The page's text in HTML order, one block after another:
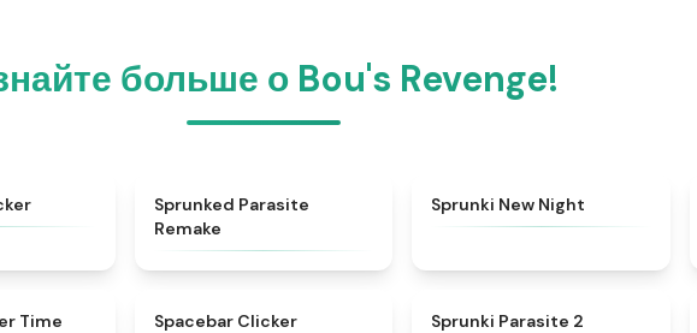
больше о Bou's Revenge!
Sprunked Parasite
Remake
Sprunki New Night
Time Spacebar Clicker Sprunki Parasite 2